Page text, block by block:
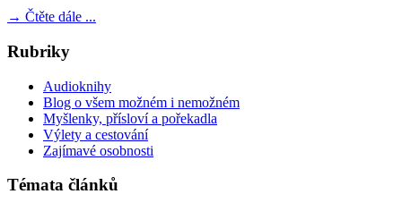
→ Čtěte dále ...
Rubriky
Audioknihy
Blog o všem možném i nemožném
Myšlenky, přísloví a pořekadla
Výlety a cestování
Zajímavé osobnosti
Témata článků